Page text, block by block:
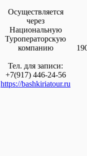
Осуществляется
через
Национальную
Туроператорскую
компанию
Тел. для записи:
+7(917) 446-24-56
https://bashkiriatour.ru